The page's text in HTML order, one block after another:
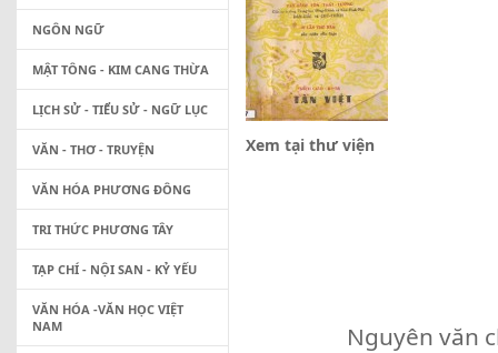
Xem tại thư viện
Nguyên văn
NGÔN NGỮ
MẬT TÔNG - KIM CANG THỪA
LỊCH SỬ - TIỂU SỬ - NGỮ LỤC
VĂN - THƠ - TRUYỆN
VĂN HÓA PHƯƠNG ĐÔNG
TRI THỨC PHƯƠNG TÂY
TẠP CHÍ - NỘI SAN - KỶ YẾU
VĂN HÓA -VĂN HỌC VIỆT
NAM